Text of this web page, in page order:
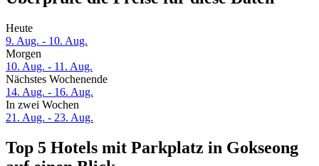
Heute
9. Aug. - 10. Aug.
Morgen
10. Aug. - 11. Aug.
Nächstes Wochenende
14. Aug. - 16. Aug.
In zwei Wochen
21. Aug. - 23. Aug.
Top 5 Hotels mit Parkplatz in Gokseong